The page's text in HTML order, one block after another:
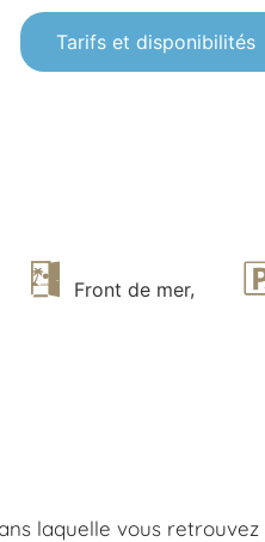
Tarifs et disponibilités
Front de mer,
laquelle vous